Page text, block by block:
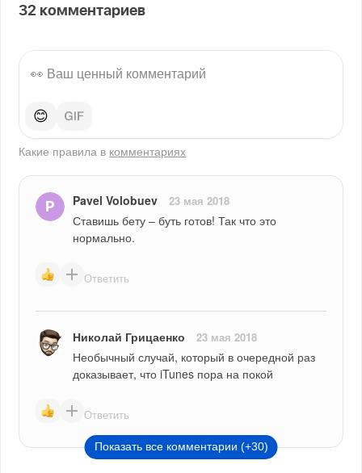
32 комментариев
😊
Какие правила в комментариях
Pavel Volobuev 23 мая 2018
Ставишь бету – буть готов! Так что это
нормально.
Ответить
Николай Грицаенко 23 мая 2018
Необычный случай, который в очередной раз
доказывает, что iTunes пора на покой
Ответить
Показать все комментарии (+30)